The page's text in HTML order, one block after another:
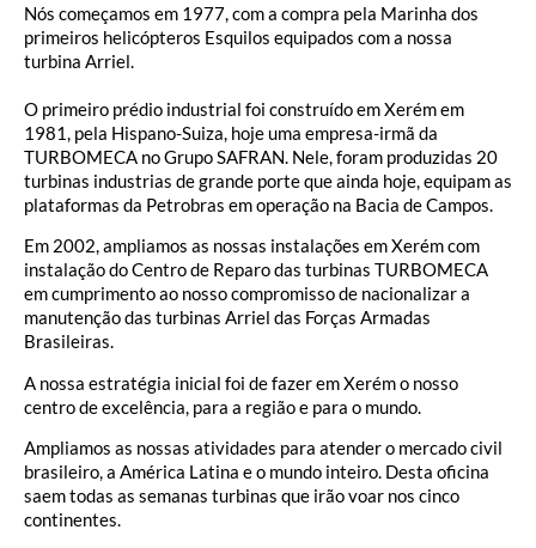
Nós começamos em 1977, com a compra pela Marinha dos
primeiros helicópteros Esquilos equipados com a nossa
turbina Arriel.
O primeiro prédio industrial foi construído em Xerém em
1981, pela Hispano-Suiza, hoje uma empresa-irmã da
TURBOMECA no Grupo SAFRAN. Nele, foram produzidas 20
turbinas industrias de grande porte que ainda hoje, equipam as
plataformas da Petrobras em operação na Bacia de Campos.
Em 2002, ampliamos as nossas instalações em Xerém com
instalação do Centro de Reparo das turbinas TURBOMECA
em cumprimento ao nosso compromisso de nacionalizar a
manutenção das turbinas Arriel das Forças Armadas
Brasileiras.
A nossa estratégia inicial foi de fazer em Xerém o nosso
centro de excelência, para a região e para o mundo.
Ampliamos as nossas atividades para atender o mercado civil
brasileiro, a América Latina e o mundo inteiro. Desta oficina
saem todas as semanas turbinas que irão voar nos cinco
continentes.